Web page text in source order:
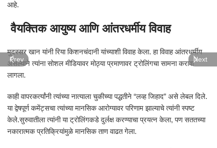
आहे.
वैयक्तिक आयुष्य आणि आंतरधर्मीय विवाह
मुदस्सर खान यांनी रिया किशनचंदानी यांच्याशी विवाह केला. हा विवाह आंतरधर्मीय
असल्याने त्यांना सोशल मीडियावर मोठ्या प्रमाणावर ट्रोलिंगचा सामना करावा
लागला.
काही वापरकर्त्यांनी त्यांच्या नात्याला चुकीच्या पद्धतीने “लव्ह जिहाद” असे लेबल दिले.
या द्वेषपूर्ण कमेंट्सचा त्यांच्या मानसिक आरोग्यावर परिणाम झाल्याचे त्यांनी स्पष्ट
केले.सुरुवातीला त्यांनी या ट्रोलिंगकडे दुर्लक्ष करण्याचा प्रयत्न केला, पण सततच्या
नकारात्मक प्रतिक्रियांमुळे मानसिक ताण वाढत गेला.
Prev Next